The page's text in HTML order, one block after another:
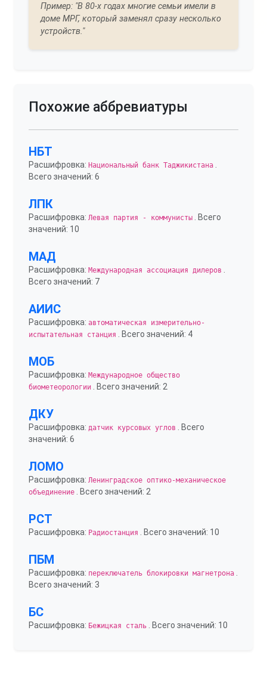
Пример: "В 80-х годах многие семьи имели в
доме МРГ, который заменял сразу несколько
устройств."
Похожие аббревиатуры
НБТ
Расшифровка: Национальный банк Таджикистана
Всего значений: 6
ЛПК
Расшифровка: Левая партия - коммунисты . Всего
значений: 10
МАД
Расшифровка: Международная ассоциация дилеров
Всего значений: 7
АИИС
Расшифровка: автоматическая измерительно-
испытательная станция
. Всего значений: 4
МОБ
Расшифровка: Международное общество
биометеорологии . Всего значений: 2
ДКУ
Расшифровка: датчик курсовых углов
. Всего
значений: 6
ЛОМО
Расшифровка: Ленинградское оптико-механическое
объединение . Всего значений: 2
РСТ
Расшифровка: Радиостанция . Всего значений: 10
ПБМ
Расшифровка: переключатель блокировки магнетрона
Всего значений: 3
БС
Расшифровка: Бежицкая сталь . Всего значений: 10